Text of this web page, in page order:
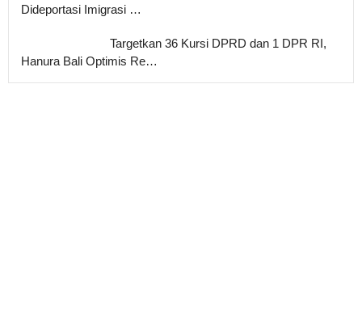
Dideportasi Imigrasi …
Targetkan 36 Kursi DPRD dan 1 DPR RI,
Hanura Bali Optimis Re…